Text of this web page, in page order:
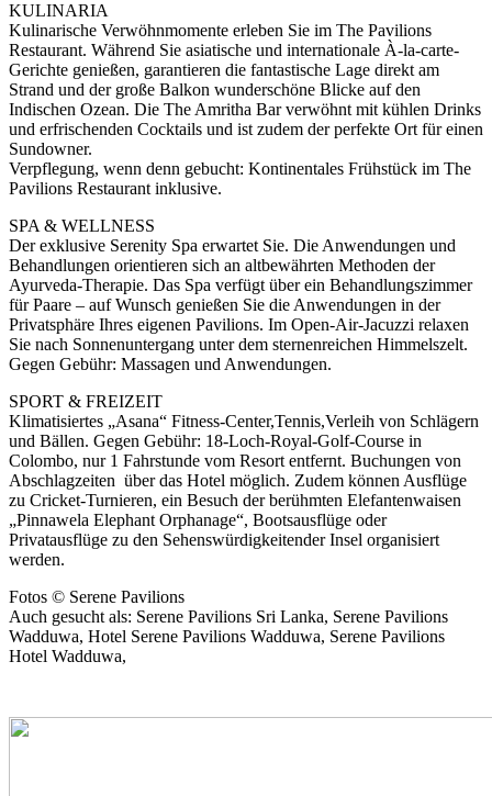
KULINARIA
Kulinarische Verwöhnmomente erleben Sie im The Pavilions
Restaurant. Während Sie asiatische und internationale À-la-carte-
Gerichte genießen, garantieren die fantastische Lage direkt am
Strand und der große Balkon wunderschöne Blicke auf den
Indischen Ozean. Die The Amritha Bar verwöhnt mit kühlen Drinks
und erfrischenden Cocktails und ist zudem der perfekte Ort für einen
Sundowner.
Verpflegung, wenn denn gebucht: Kontinentales Frühstück im The
Pavilions Restaurant inklusive.
SPA & WELLNESS
Der exklusive Serenity Spa erwartet Sie. Die Anwendungen und
Behandlungen orientieren sich an altbewährten Methoden der
Ayurveda-Therapie. Das Spa verfügt über ein Behandlungszimmer
für Paare – auf Wunsch genießen Sie die Anwendungen in der
Privatsphäre Ihres eigenen Pavilions. Im Open-Air-Jacuzzi relaxen
Sie nach Sonnenuntergang unter dem sternenreichen Himmelszelt.
Gegen Gebühr: Massagen und Anwendungen.
SPORT & FREIZEIT
Klimatisiertes „Asana“ Fitness-Center,Tennis,Verleih von Schlägern
und Bällen. Gegen Gebühr: 18-Loch-Royal-Golf-Course in
Colombo, nur 1 Fahrstunde vom Resort entfernt. Buchungen von
Abschlagzeiten über das Hotel möglich. Zudem können Ausflüge
zu Cricket-Turnieren, ein Besuch der berühmten Elefantenwaisen
„Pinnawela Elephant Orphanage“, Bootsausflüge oder
Privatausflüge zu den Sehenswürdigkeitender Insel organisiert
werden.
Fotos © Serene Pavilions
Auch gesucht als: Serene Pavilions Sri Lanka, Serene Pavilions
Wadduwa, Hotel Serene Pavilions Wadduwa, Serene Pavilions
Hotel Wadduwa,